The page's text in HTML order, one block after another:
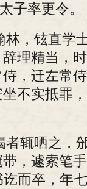
子率更令。
林，铉直学
理精当，
，迁左常
不实抵罪
辄哂之，
，遽索笔
而卒，年